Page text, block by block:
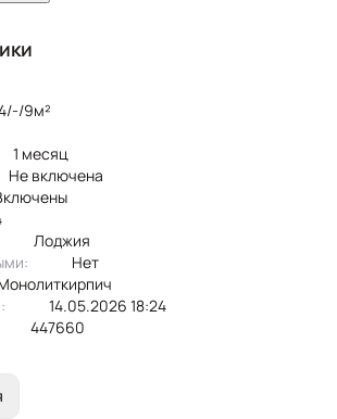
Потолки: натяжные. Сан. узел в кафеле.
из мебели: кухонный гарнитур,
шкаф-купе, комод, cтол, стулья. Из
плита, микроволновая печь, чайник,
машина.
9м²
1 месяц
не включена
включены
лоджия
нет
монолиткирпич
14.05.2026 18:24
447660